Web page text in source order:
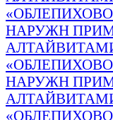
НАРУЖН
НАРУЖН